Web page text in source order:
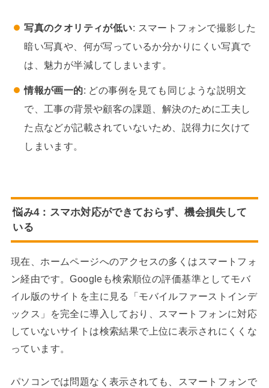
写真のクオリティが低い: スマートフォンで撮影した
暗い写真や、何が写っているか分かりにくい写真で
は、魅力が半減してしまいます。
情報が画一的: どの事例を見ても同じような説明文
で、工事の背景や顧客の課題、解決のために工夫し
た点などが記載されていないため、説得力に欠けて
しまいます。
悩み4：スマホ対応ができておらず、機会損失して
いる
現在、ホームページへのアクセスの多くはスマートフォ
ン経由です。Googleも検索順位の評価基準としてモバ
イル版のサイトを主に見る「モバイルファーストインデ
ックス」を完全に導入しており、スマートフォンに対応
していないサイトは検索結果で上位に表示されにくくな
っています。
パソコンでは問題なく表示されても、スマートフォンで